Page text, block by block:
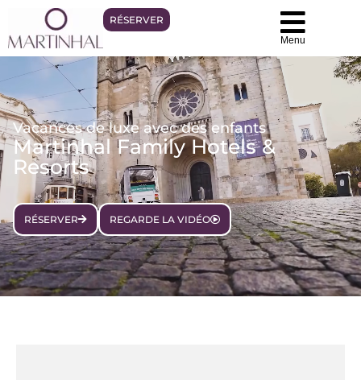
RÉSERVER
Menu
Vacances de luxe avec des enfants
Martinhal Family Hotels &
Resorts
RÉSERVER REGARDE LA VIDÉO